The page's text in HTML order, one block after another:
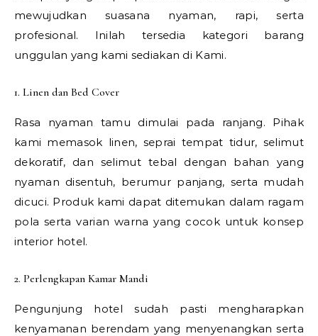
mewujudkan suasana nyaman, rapi, serta
profesional. Inilah tersedia kategori barang
unggulan yang kami sediakan di Kami.
1. Linen dan Bed Cover
Rasa nyaman tamu dimulai pada ranjang. Pihak
kami memasok linen, seprai tempat tidur, selimut
dekoratif, dan selimut tebal dengan bahan yang
nyaman disentuh, berumur panjang, serta mudah
dicuci. Produk kami dapat ditemukan dalam ragam
pola serta varian warna yang cocok untuk konsep
interior hotel.
2. Perlengkapan Kamar Mandi
Pengunjung hotel sudah pasti mengharapkan
kenyamanan berendam yang menyenangkan serta